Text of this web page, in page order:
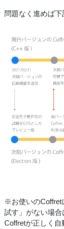
問題なく進めば下
※お使いのCoffret
試す」がない場合
Coffretが正しく